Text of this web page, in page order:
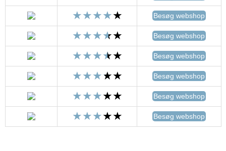
Besøg webshop
Besøg webshop
Besøg webshop
Besøg webshop
Besøg webshop
Besøg webshop